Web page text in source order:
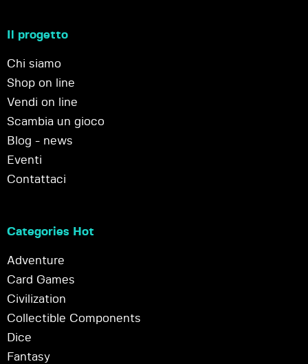
Il progetto
Chi siamo
Shop on line
Vendi on line
Scambia un gioco
Blog - news
Eventi
Contattaci
Categories Hot
Adventure
Card Games
Civilization
Collectible Components
Dice
Fantasy